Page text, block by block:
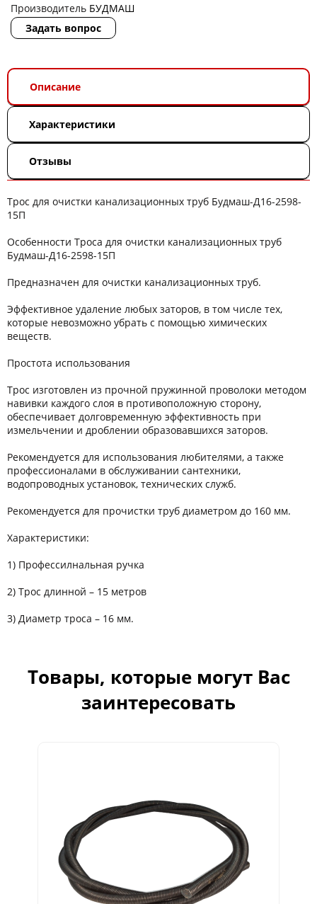
Производитель БУДМАШ
Задать вопрос
Описание
Характеристики
Отзывы
Трос для очистки канализационных труб Будмаш-Д16-2598-
15П
Особенности Троса для очистки канализационных труб
Будмаш-Д16-2598-15П
Предназначен для очистки канализационных труб.
Эффективное удаление любых заторов, в том числе тех,
которые невозможно убрать с помощью химических
веществ.
Простота использования
Трос изготовлен из прочной пружинной проволоки методом
навивки каждого слоя в противоположную сторону,
обеспечивает долговременную эффективность при
измельчении и дроблении образовавшихся заторов.
Рекомендуется для использования любителями, а также
профессионалами в обслуживании сантехники,
водопроводных установок, технических служб.
Рекомендуется для прочистки труб диаметром до 160 мм.
Характеристики:
1) Профессилнальная ручка
2) Трос длинной – 15 метров
3) Диаметр троса – 16 мм.
Товары, которые могут Вас
заинтересовать